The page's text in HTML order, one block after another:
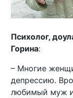
Психолог,
Горина:
– Многие
депрессию.
любимый муж и